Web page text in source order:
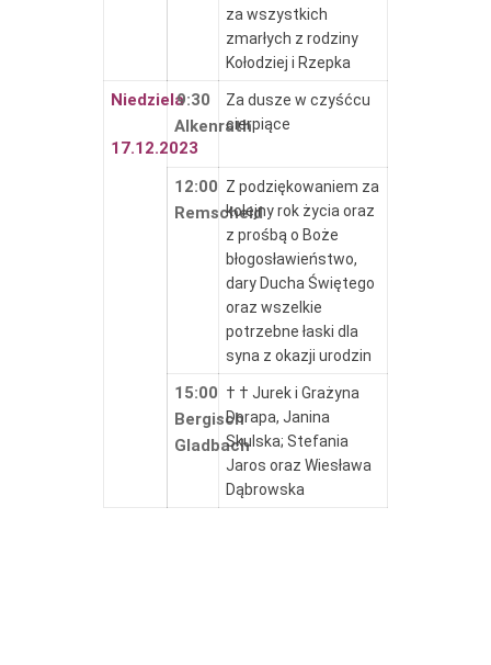
za wszystkich
zmarłych z rodziny
Kołodziej i Rzepka
Niedziela
17.12.2023
9:30
Alkenrath
Za dusze w czyśćcu
cierpiące
12:00
Remscheid
Z podziękowaniem za
kolejny rok życia oraz
z prośbą o Boże
błogosławieństwo,
dary Ducha Świętego
oraz wszelkie
potrzebne łaski dla
syna z okazji urodzin
15:00
Bergisch
Gladbach
† † Jurek i Grażyna
Dorapa, Janina
Skulska; Stefania
Jaros oraz Wiesława
Dąbrowska